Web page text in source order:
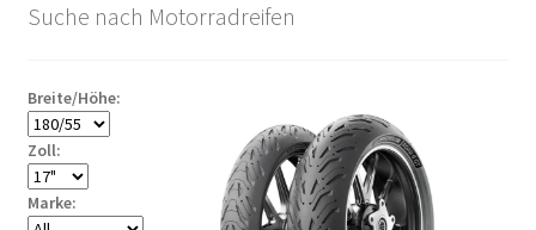
Suche nach Motorradreifen
Breite/Höhe:
Zoll:
Marke: